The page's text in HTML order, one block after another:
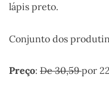
lápis preto.
Conjunto dos
Preço: De 30,59por